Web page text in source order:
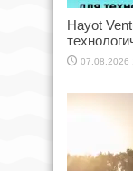
Hayot
07.08.2026